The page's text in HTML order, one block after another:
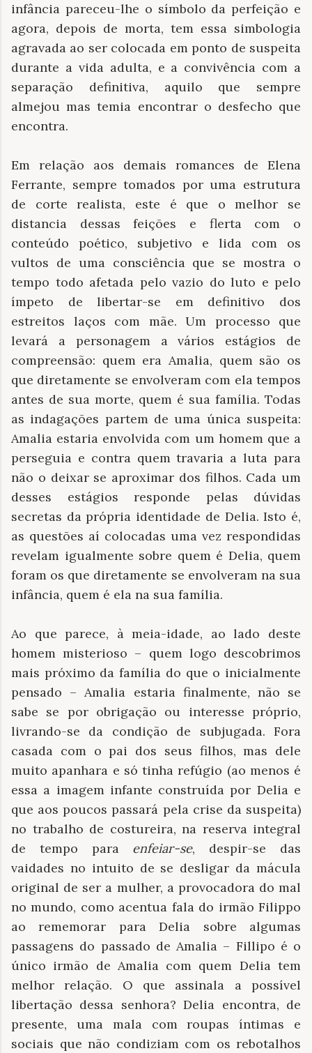
infância pareceu-lhe o símbolo da perfeição e
agora, depois de morta, tem essa simbologia
agravada ao ser colocada em ponto de suspeita
durante a vida adulta, e a convivência com a
separação definitiva, aquilo que sempre
almejou mas temia encontrar o desfecho que
encontra.
Em relação aos demais romances de Elena
Ferrante, sempre tomados por uma estrutura
de corte realista, este é que o melhor se
distancia dessas feições e flerta com o
conteúdo poético, subjetivo e lida com os
vultos de uma consciência que se mostra o
tempo todo afetada pelo vazio do luto e pelo
ímpeto de libertar-se em definitivo dos
estreitos laços com mãe. Um processo que
levará a personagem a vários estágios de
compreensão: quem era Amalia, quem são os
que diretamente se envolveram com ela tempos
antes de sua morte, quem é sua família. Todas
as indagações partem de uma única suspeita:
Amalia estaria envolvida com um homem que a
perseguia e contra quem travaria a luta para
não o deixar se aproximar dos filhos. Cada um
desses estágios responde pelas dúvidas
secretas da própria identidade de Delia. Isto é,
as questões aí colocadas uma vez respondidas
revelam igualmente sobre quem é Delia, quem
foram os que diretamente se envolveram na sua
infância, quem é ela na sua família.
Ao que parece, à meia-idade, ao lado deste
homem misterioso – quem logo descobrimos
mais próximo da família do que o inicialmente
pensado – Amalia estaria finalmente, não se
sabe se por obrigação ou interesse próprio,
livrando-se da condição de subjugada. Fora
casada com o pai dos seus filhos, mas dele
muito apanhara e só tinha refúgio (ao menos é
essa a imagem infante construída por Delia e
que aos poucos passará pela crise da suspeita)
no trabalho de costureira, na reserva integral
de tempo para enfeiar-se, despir-se das
vaidades no intuito de se desligar da mácula
original de ser a mulher, a provocadora do mal
no mundo, como acentua fala do irmão Filippo
ao rememorar para Delia sobre algumas
passagens do passado de Amalia – Fillipo é o
único irmão de Amalia com quem Delia tem
melhor relação. O que assinala a possível
libertação dessa senhora? Delia encontra, de
presente, uma mala com roupas íntimas e
sociais que não condiziam com os rebotalhos